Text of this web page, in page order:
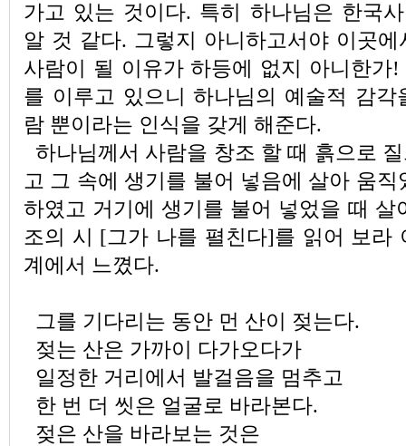
가고 있는 것이다. 특히 하나님은 한국
알 것 같다. 그렇지 아니하고서야 이곳
사람이 될 이유가 하등에 없지 아니한가
를 이루고 있으니 하나님의 예술적 감
람 뿐이라는 인식을 갖게 해준다.
하나님께서 사람을 창조 할 때 흙으로
고 그 속에 생기를 불어 넣음에 살아 움
하였고 거기에 생기를 불어 넣었을 때 살
조의 시 [그가 나를 펼친다]를 읽어 보라
계에서 느꼈다.
그를 기다리는 동안 먼 산이 젖는다.
젖는 산은 가까이 다가오다가
일정한 거리에서 발걸음을 멈추고
한 번 더 씻은 얼굴로 바라본다.
젖은 산을 바라보는 것은